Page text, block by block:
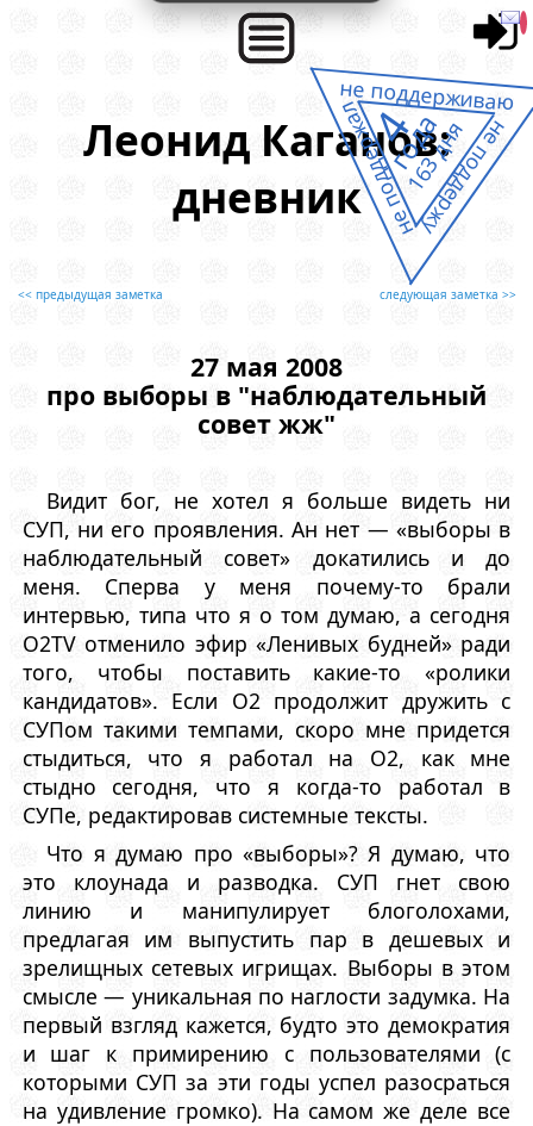
Леонид Каганов:
дневник
<< предыдущая заметка следующая заметка >>
27 мая 2008
про выборы в "наблюдательный
совет жж"
Видит бог, не хотел я больше видеть ни
СУП, ни его проявления. Ан нет — «выборы в
наблюдательный совет» докатились и до
меня. Сперва у меня почему-то брали
интервью, типа что я о том думаю, а сегодня
O2TV отменило эфир «Ленивых будней» ради
того, чтобы поставить какие-то «ролики
кандидатов». Если O2 продолжит дружить с
СУПом такими темпами, скоро мне придется
стыдиться, что я работал на O2, как мне
стыдно сегодня, что я когда-то работал в
СУПе, редактировав системные тексты.
Что я думаю про «выборы»? Я думаю, что
это клоунада и разводка. СУП гнет свою
линию и манипулирует блоголохами,
предлагая им выпустить пар в дешевых и
зрелищных сетевых игрищах. Выборы в этом
смысле — уникальная по наглости задумка. На
первый взгляд кажется, будто это демократия
и шаг к примирению с пользователями (с
которыми СУП за эти годы успел разосраться
на удивление громко). На самом же деле все
не поддержал
не поддерживаю
не поддержу
4
года
163 дня